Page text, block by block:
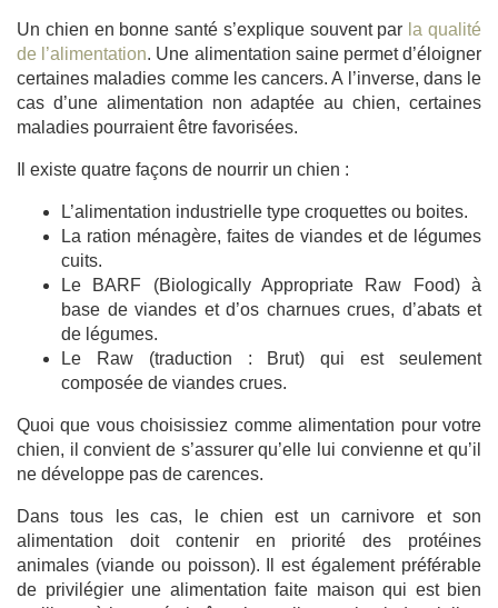
Un chien en bonne santé s’explique souvent par la qualité
de l’alimentation. Une alimentation saine permet d’éloigner
certaines maladies comme les cancers. A l’inverse, dans le
cas d’une alimentation non adaptée au chien, certaines
maladies pourraient être favorisées.
Il existe quatre façons de nourrir un chien :
L’alimentation industrielle type croquettes ou boites.
La ration ménagère, faites de viandes et de légumes
cuits.
Le BARF (Biologically Appropriate Raw Food) à
base de viandes et d’os charnues crues, d’abats et
de légumes.
Le Raw (traduction : Brut) qui est seulement
composée de viandes crues.
Quoi que vous choisissiez comme alimentation pour votre
chien, il convient de s’assurer qu’elle lui convienne et qu’il
ne développe pas de carences.
Dans tous les cas, le chien est un carnivore et son
alimentation doit contenir en priorité des protéines
animales (viande ou poisson). Il est également préférable
de privilégier une alimentation faite maison qui est bien